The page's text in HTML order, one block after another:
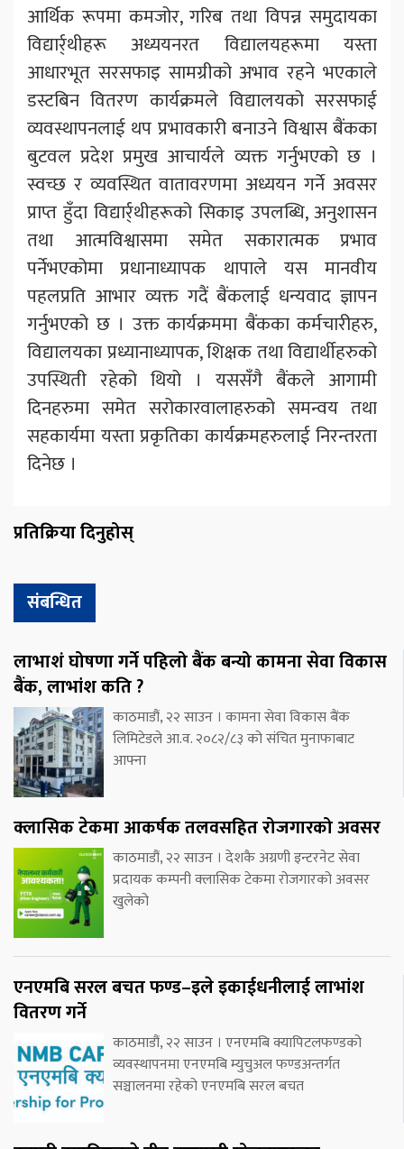
आर्थिक रूपमा कमजोर, गरिब तथा विपन्न समुदायका
विद्यार्र्थीहरू अध्ययनरत विद्यालयहरूमा यस्ता
आधारभूत सरसफाइ सामग्रीको अभाव रहने भएकाले
डस्टबिन वितरण कार्यक्रमले विद्यालयको सरसफाई
व्यवस्थापनलाई थप प्रभावकारी बनाउने विश्वास बैंकका
बुटवल प्रदेश प्रमुख आचार्यले व्यक्त गर्नुभएको छ ।
स्वच्छ र व्यवस्थित वातावरणमा अध्ययन गर्ने अवसर
प्राप्त हुँदा विद्यार्र्थीहरूको सिकाइ उपलब्धि, अनुशासन
तथा आत्मविश्वासमा समेत सकारात्मक प्रभाव
पर्नेभएकोमा प्रधानाध्यापक थापाले यस मानवीय
पहलप्रति आभार व्यक्त गदैं बैंकलाई धन्यवाद ज्ञापन
गर्नुभएको छ । उक्त कार्यक्रममा बैंकका कर्मचारीहरु,
विद्यालयका प्रध्यानाध्यापक, शिक्षक तथा विद्यार्थीहरुको
उपस्थिती रहेको थियो । यससँगै बैंकले आगामी
दिनहरुमा समेत सरोकारवालाहरुको समन्वय तथा
सहकार्यमा यस्ता प्रकृतिका कार्यक्रमहरुलाई निरन्तरता
दिनेछ ।
प्रतिक्रिया दिनुहोस्
संबन्धित
लाभाशं घोषणा गर्ने पहिलो बैंक बन्यो कामना सेवा विकास
बैंक, लाभांश कति ?
काठमाडौं, २२ साउन । कामना सेवा विकास बैंक
लिमिटेडले आ.व. २०८२/८३ को संचित मुनाफाबाट
आफ्ना
क्लासिक टेकमा आकर्षक तलवसहित रोजगारको अवसर
काठमाडौं, २२ साउन । देशकै अग्रणी इन्टरनेट सेवा
प्रदायक कम्पनी क्लासिक टेकमा रोजगारको अवसर
खुलेको
एनएमबि सरल बचत फण्ड–इले इकाईधनीलाई लाभांश
वितरण गर्ने
काठमाडौं, २२ साउन । एनएमबि क्यापिटलफण्डको
व्यवस्थापनमा एनएमबि म्युचुअल फण्डअन्तर्गत
सञ्चालनमा रहेको एनएमबि सरल बचत